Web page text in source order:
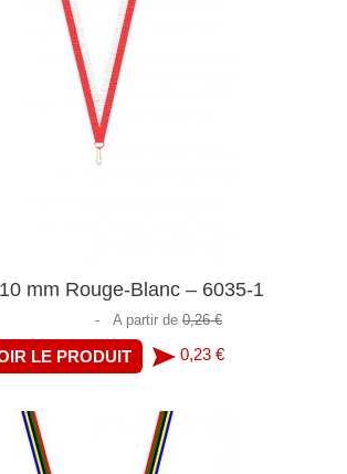
mm Rouge-Blanc – 6035-1
- A partir de 0,26 €
LE PRODUIT 0,23 €